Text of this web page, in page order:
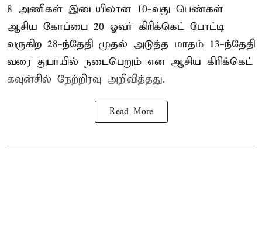
8 அணிகள் இடையிலான 10-வது பெண்கள்
ஆசிய கோப்பை 20 ஓவர் கிரிக்கெட் போட்டி
வருகிற 28-ந்தேதி முதல் அடுத்த மாதம் 13-ந்தேதி
வரை துபாயில் நடைபெறும் என ஆசிய கிரிக்கெட்
கவுன்சில் நேற்றிரவு அறிவித்தது.
Read More